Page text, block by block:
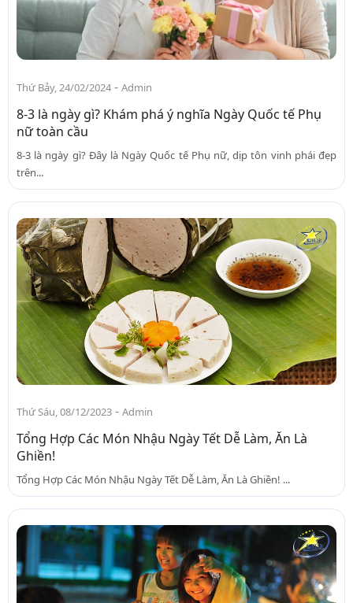
Thứ Bảy, 24/02/2024 - Admin
8-3 là ngày gì? Khám phá ý nghĩa Ngày Quốc tế Phụ
nữ toàn cầu
8-3 là ngày gì? Đây là Ngày Quốc tế Phụ nữ, dịp tôn vinh phái đẹp
trên...
Thứ Sáu, 08/12/2023 - Admin
Tổng Hợp Các Món Nhậu Ngày Tết Dễ Làm, Ăn Là
Ghiền!
Tổng Hợp Các Món Nhậu Ngày Tết Dễ Làm, Ăn Là Ghiền! ...